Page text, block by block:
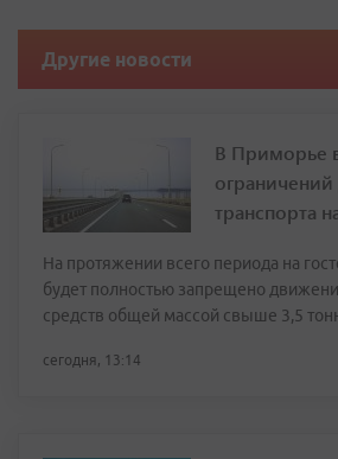
Другие новости
В Приморье
ограничений
транспорта
На протяжении всего периода на
будет полностью запрещено
средств общей массой свыше 3,5
сегодня, 13:14